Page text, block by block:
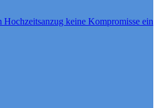
Hochzeitsanzug keine Kompromisse ein